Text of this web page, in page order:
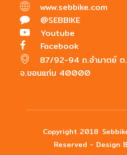
www.sebbike.com
@SEBBIKE
Youtube
Facebook
87/92-94 ถ.อำมาตย์ ต.
จ.ขอนแก่น 40000
Copyright 2018
Reserved - Design